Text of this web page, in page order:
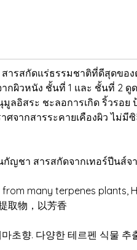
สารสกัดแร่ธรรมชาติที่ดีสุดข
ผิวหนัง ชั้นที่ 1 และ ชั้นที่ 2 ดู
ลอิสระ ชะลอการเกิด ริ้วรอย
ากสารระคายเคืองผิว ไม่มี
ลิ่นกัญชา สารสกัดจากเทอร์ปี
from many terpenes
取物，以芳香
마초향. 다양한 테르펜 식물